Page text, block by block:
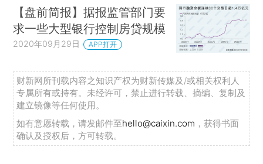
【盘前简报】据报监管部门要
求一些大型银行控制房贷规模
2020年09月29日 APP打开
财新网所刊载内容之知识产权为财新传媒及/或相关权利人
专属所有或持有。未经许可，禁止进行转载、摘编、复制及
建立镜像等任何使用。
如有意愿转载，请发邮件至hello@caixin.com ，获得书面
确认及授权后，方可转载。